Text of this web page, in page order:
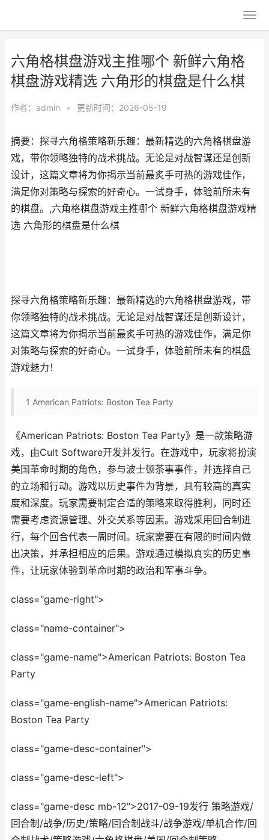
六角格棋盘游戏主推哪个 新鲜六角格
棋盘游戏精选 六角形的棋盘是什么棋
作者： admin • 更新时间：2026-05-19
摘要：探寻六角格策略新乐趣：最新精选的六角格棋盘游
戏，带你领略独特的战术挑战。无论是对战智谋还是创新
设计，这篇文章将为你揭示当前最炙手可热的游戏佳作，
满足你对策略与探索的好奇心。一试身手，体验前所未有
的棋盘。,六角格棋盘游戏主推哪个 新鲜六角格棋盘游戏精
选 六角形的棋盘是什么棋
探寻六角格策略新乐趣：最新精选的六角格棋盘游戏，带
你领略独特的战术挑战。无论是对战智谋还是创新设计，
这篇文章将为你揭示当前最炙手可热的游戏佳作，满足你
对策略与探索的好奇心。一试身手，体验前所未有的棋盘
游戏魅力！
1 American Patriots: Boston Tea Party
《American Patriots: Boston Tea Party》是一款策略游
戏，由Cult Software开发并发行。在游戏中，玩家将扮演
美国革命时期的角色，参与波士顿茶事事件，并选择自己
的立场和行动。游戏以历史事件为背景，具有较高的真实
度和深度。玩家需要制定合适的策略来取得胜利，同时还
需要考虑资源管理、外交关系等因素。游戏采用回合制进
行，每个回合代表一周时间。玩家需要在有限的时间内做
出决策，并承担相应的后果。游戏通过模拟真实的历史事
件，让玩家体验到革命时期的政治和军事斗争。
class="game-right">
class="name-container">
class="game-name">American Patriots: Boston Tea
Party
class="game-english-name">American Patriots:
Boston Tea Party
class="game-desc-container">
class="game-desc-left">
class="game-desc mb-12">2017-09-19发行 策略游戏/
回合制/战争/历史/策略/回合制战斗/战争游戏/单机合作/回